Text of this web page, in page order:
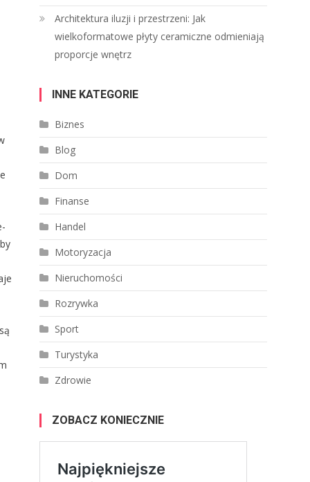
Architektura iluzji i przestrzeni: Jak
wielkoformatowe płyty ceramiczne odmieniają
proporcje wnętrz
INNE KATEGORIE
Biznes
Blog
Dom
Finanse
Handel
Motoryzacja
Nieruchomości
Rozrywka
Sport
Turystyka
Zdrowie
ZOBACZ KONIECZNIE